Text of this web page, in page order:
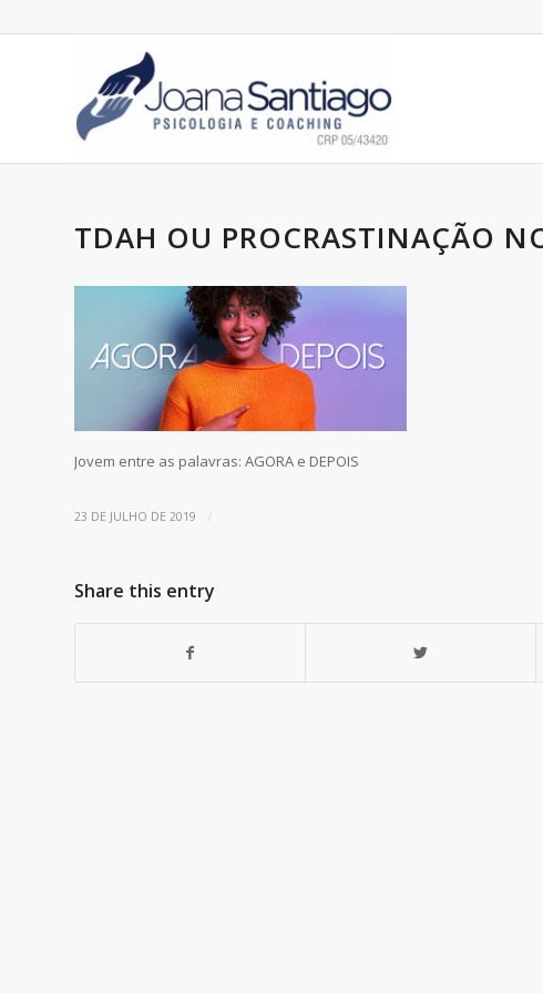
TDAH OU PROCRASTINAÇÃO
Jovem entre as palavras: AGORA e DEPOIS
23 DE JULHO DE 2019 /
Share this entry